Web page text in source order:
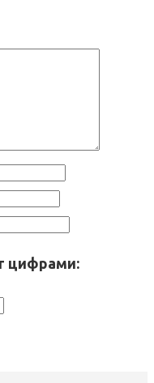
цифрами: